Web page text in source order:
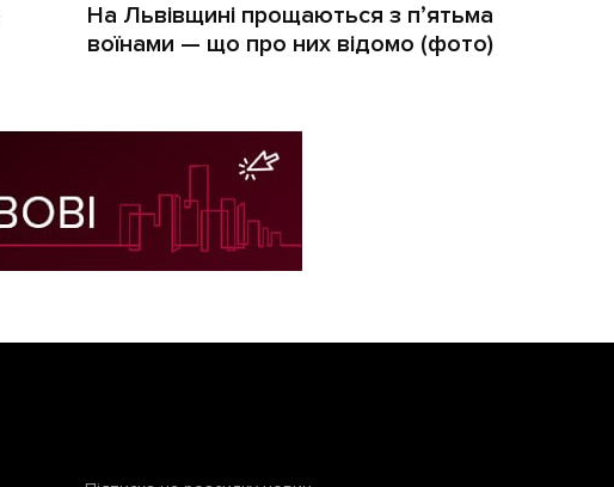
На Львівщині прощаються з пʼятьма
воїнами — що про них відомо (фото)